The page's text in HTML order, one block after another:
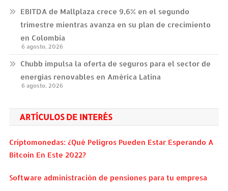
EBITDA de Mallplaza crece 9,6% en el segundo
trimestre mientras avanza en su plan de crecimiento
en Colombia
6 agosto, 2026
Chubb impulsa la oferta de seguros para el sector de
energías renovables en América Latina
6 agosto, 2026
ARTÍCULOS DE INTERÉS
Criptomonedas: ¿Qué Peligros Pueden Estar Esperando A
Bitcoin En Este 2022?
Software administración de pensiones para tu empresa